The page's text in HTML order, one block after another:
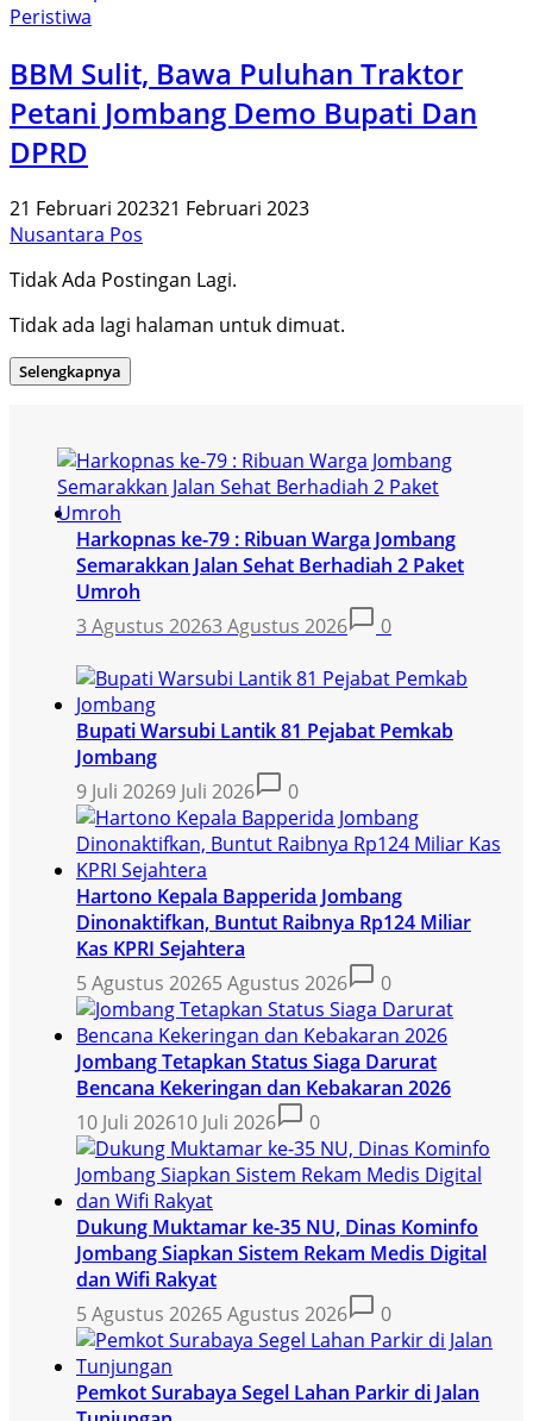
Peristiwa
BBM Sulit, Bawa Puluhan Traktor
Petani Jombang Demo Bupati Dan
DPRD
21 Februari 202321 Februari 2023
Nusantara Pos
Tidak Ada Postingan Lagi.
Tidak ada lagi halaman untuk dimuat.
Selengkapnya
Harkopnas ke-79 : Ribuan Warga Jombang
Semarakkan Jalan Sehat Berhadiah 2 Paket
Umroh
3 Agustus 20263 Agustus 2026 0
Bupati Warsubi Lantik 81 Pejabat Pemkab
Jombang
9 Juli 20269 Juli 2026 0
Hartono Kepala Bapperida Jombang
Dinonaktifkan, Buntut Raibnya Rp124 Miliar
Kas KPRI Sejahtera
5 Agustus 20265 Agustus 2026 0
Jombang Tetapkan Status Siaga Darurat
Bencana Kekeringan dan Kebakaran 2026
10 Juli 202610 Juli 2026 0
Dukung Muktamar ke-35 NU, Dinas Kominfo
Jombang Siapkan Sistem Rekam Medis Digital
dan Wifi Rakyat
5 Agustus 20265 Agustus 2026 0
Pemkot Surabaya Segel Lahan Parkir di Jalan